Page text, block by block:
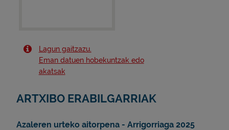
Lagun gaitzazu.
Eman datuen hobekuntzak edo
akatsak
ARTXIBO ERABILGARRIAK
Azaleren urteko aitorpena - Arrigorriaga 2025